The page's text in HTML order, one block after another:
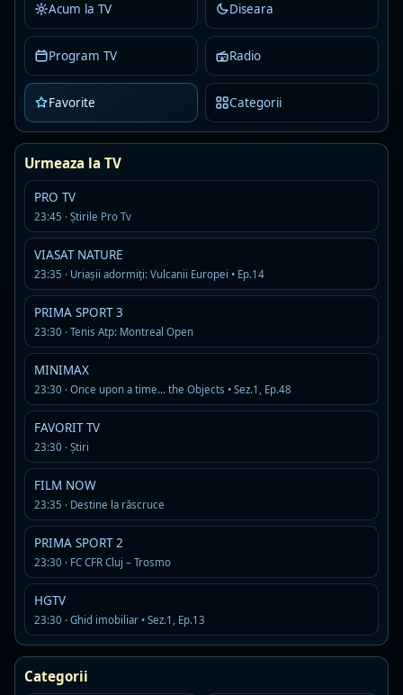
Acum la TV Diseara
Program TV Radio
Favorite Categorii
Urmeaza la TV
PRO TV
23:45 · Ştirile Pro Tv
VIASAT NATURE
23:35 · Uriașii adormiți: Vulcanii Europei • Ep.14
PRIMA SPORT 3
23:30 · Tenis Atp: Montreal Open
MINIMAX
23:30 · Once upon a time… the Objects • Sez.1, Ep.48
FAVORIT TV
23:30 · Ştiri
FILM NOW
23:35 · Destine la răscruce
PRIMA SPORT 2
23:30 · FC CFR Cluj – Trosmo
HGTV
23:30 · Ghid imobiliar • Sez.1, Ep.13
Categorii
0 din 8 programe suplimentare afisate
Emisiuni, stiri si filme difuzate
frecvent la PRIMA TV
Am adunat in timp cele mai prezente titluri de pe
acest canal, ca sa iti faci o idee rapida despre
continutul pe care il gasesti aici.
Focus
Disponibil in istoricul recent al programului PRIMA TV
Exclusiv VIP
Disponibil in istoricul recent al programului PRIMA TV
Terra Nostra
Focus 18
Disponibil in istoricul recent al programului PRIMA TV
Focus sport
Disponibil in istoricul recent al programului PRIMA TV
Teleshopping
Disponibil in istoricul recent al programului PRIMA TV